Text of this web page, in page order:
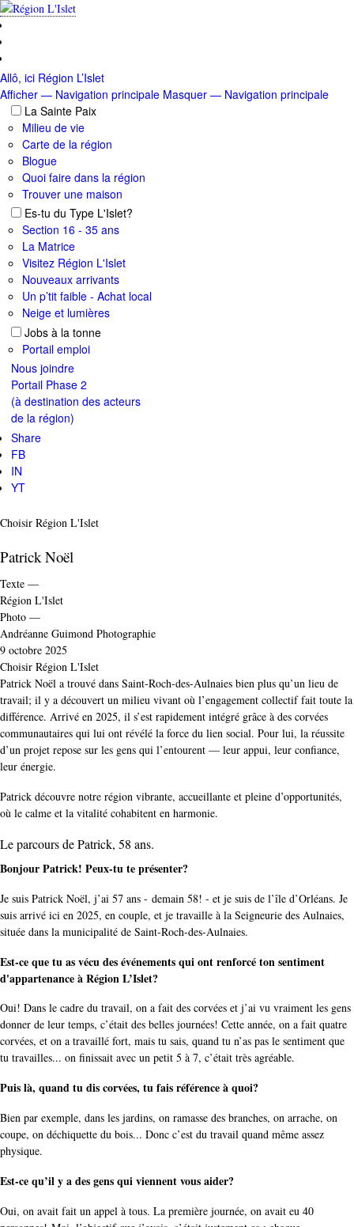
Aller
au
contenu
principal
Allô, ici Région L’Islet
Navigation
principale
Afficher — Navigation principale Masquer — Navigation principale
La Sainte Paix
Milieu de vie
Carte de la région
Blogue
Quoi faire dans la région
Trouver une maison
Es-tu du Type L'Islet?
Section 16 - 35 ans
La Matrice
Visitez Région L'Islet
Nouveaux arrivants
Un p’tit faible - Achat local
Neige et lumières
Jobs à la tonne
Portail emploi
Nous joindre
Portail Phase 2
(à destination des acteurs
de la région)
Share
FB
IN
YT
Catégorie
Choisir Région L'Islet
Patrick Noël
Texte —
Région L'Islet
Photo —
Andréanne Guimond Photographie
9 octobre 2025
Catégorie
Choisir Région L'Islet
Patrick Noël a trouvé dans Saint-Roch-des-Aulnaies bien plus qu’un lieu de
travail; il y a découvert un milieu vivant où l’engagement collectif fait toute la
différence. Arrivé en 2025, il s’est rapidement intégré grâce à des corvées
communautaires qui lui ont révélé la force du lien social. Pour lui, la réussite
d’un projet repose sur les gens qui l’entourent — leur appui, leur confiance,
leur énergie.
Patrick découvre notre région vibrante, accueillante et pleine d’opportunités,
où le calme et la vitalité cohabitent en harmonie.
Le parcours de Patrick, 58 ans.
Bonjour Patrick! Peux-tu te présenter?
Je suis Patrick Noël, j’ai 57 ans - demain 58! - et je suis de l’île d’Orléans. Je
suis arrivé ici en 2025, en couple, et je travaille à la Seigneurie des Aulnaies,
située dans la municipalité de Saint-Roch-des-Aulnaies.
Est-ce que tu as vécu des événements qui ont renforcé ton sentiment
d'appartenance à Région L’Islet?
Oui! Dans le cadre du travail, on a fait des corvées et j’ai vu vraiment les gens
donner de leur temps, c’était des belles journées! Cette année, on a fait quatre
corvées, et on a travaillé fort, mais tu sais, quand tu n’as pas le sentiment que
tu travailles... on finissait avec un petit 5 à 7, c’était très agréable.
Puis là, quand tu dis corvées, tu fais référence à quoi?
Bien par exemple, dans les jardins, on ramasse des branches, on arrache, on
coupe, on déchiquette du bois... Donc c’est du travail quand même assez
physique.
Est-ce qu’il y a des gens qui viennent vous aider?
Oui, on avait fait un appel à tous. La première journée, on avait eu 40